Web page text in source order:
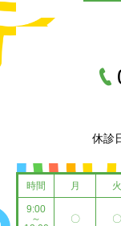
休診
時間 月 火
9:00
～
〇 〇